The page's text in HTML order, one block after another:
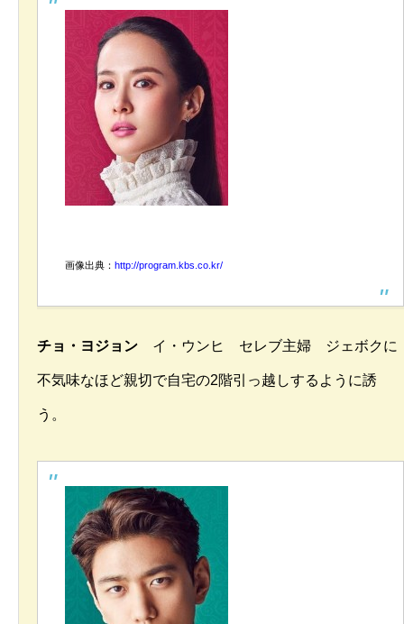
画像出典： http://program.kbs.co.kr/
チョ・ヨジョン イ・ウンヒ セレブ主婦 ジェボクに
不気味なほど親切で自宅の2階引っ越しするように誘
う。